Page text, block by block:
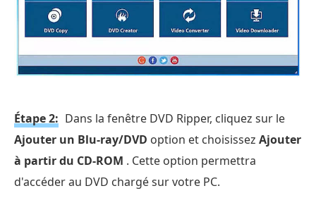
Étape 2: Dans la fenêtre DVD Ripper, cliquez sur le
Ajouter un Blu-ray/DVD option et choisissez Ajouter
à partir du CD-ROM . Cette option permettra
d'accéder au DVD chargé sur votre PC.